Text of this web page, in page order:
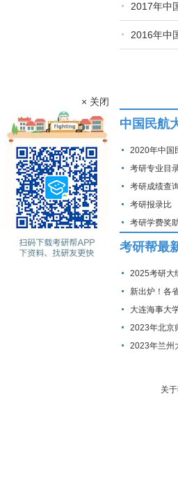
2017年中
2016年中
中国民航
2020年中国
考研专业目
考研成绩查
考研报录比
考研学费奖
考研帮最
2025考研大
新出炉！各
大连海事大
费标准及拟
2023年北京
2023年兰州
关
× 关闭